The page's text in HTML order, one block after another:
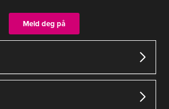
Meld deg på